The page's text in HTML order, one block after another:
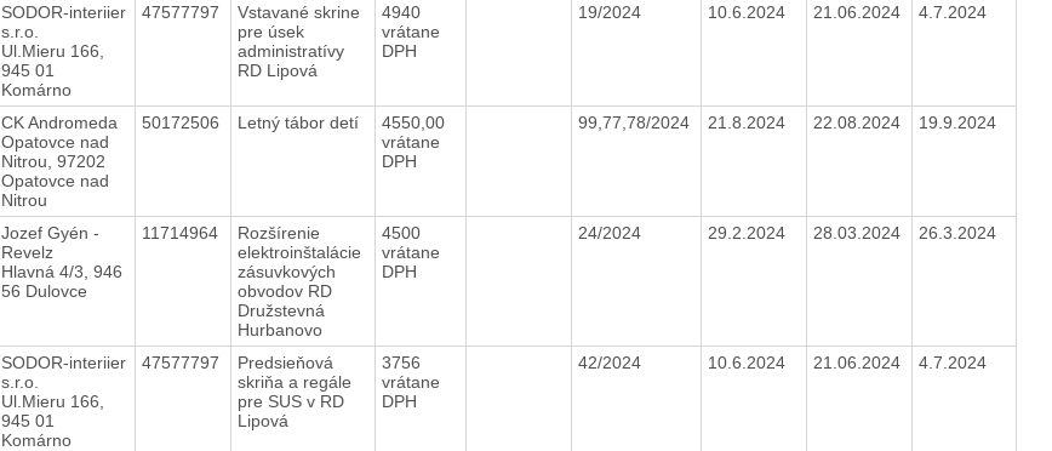
SODOR-interiier
s.r.o.
Ul.Mieru 166,
945 01
Komárno
47577797
Vstavané skrine
pre úsek
administratívy
RD Lipová
4940
vrátane
DPH
19/2024 10.6.2024 21.06.2024 4.7.2024
CK Andromeda
Opatovce nad
Nitrou, 97202
Opatovce nad
Nitrou
50172506 Letný tábor detí
4550,00
vrátane
DPH
99,77,78/2024 21.8.2024 22.08.2024 19.9.2024
Jozef Gyén -
Revelz
Hlavná 4/3, 946
56 Dulovce
11714964
Rozšírenie
elektroinštalácie
zásuvkových
obvodov RD
Družstevná
Hurbanovo
4500
vrátane
DPH
24/2024 29.2.2024 28.03.2024 26.3.2024
SODOR-interiier
s.r.o.
Ul.Mieru 166,
945 01
Komárno
47577797
Predsieňová
skriňa a regále
pre SUS v RD
Lipová
3756
vrátane
DPH
42/2024 10.6.2024 21.06.2024 4.7.2024